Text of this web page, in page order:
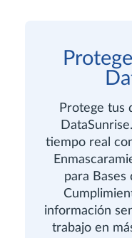
Protege tus
tiempo real
para Bases
información
trabajo en